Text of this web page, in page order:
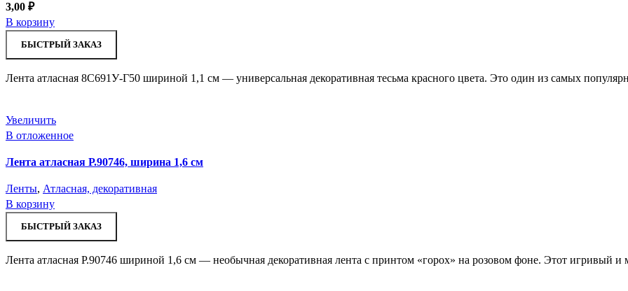
3,00 ₽
В корзину
БЫСТРЫЙ ЗАКАЗ
Лента атласная 8С691У-Г50 шириной 1,1 см — универсальная декоративная тесьма красного цвета. Это один из самых
Увеличить
В отложенное
Лента атласная Р.90746, ширина 1,6 см
Ленты, Атласная, декоративная
В корзину
БЫСТРЫЙ ЗАКАЗ
Лента атласная Р.90746 шириной 1,6 см — необычная декоративная лента с принтом «горох» на розовом фоне. Этот игривый и